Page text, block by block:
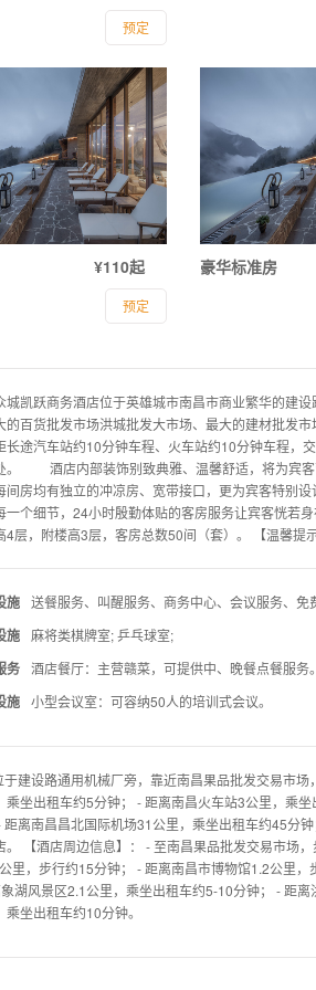
预定
¥110起
预定
豪华标准房
城凯跃商务酒店位于英雄城市南昌市商业繁华的建
的百货批发市场洪城批发大市场、最大的建材批发
长途汽车站约10分钟车程、火车站约10分钟车程，
。 酒店内部装饰别致典雅、温馨舒适，将为宾客
间房均有独立的冲凉房、宽带接口，更为宾客特别
一个细节，24小时殷勤体贴的客房服务让宾客恍
4层，附楼高3层，客房总数50间（套）。 【温馨提
施 送餐服务、叫醒服务、商务中心、会议服务、免
施 麻将类棋牌室; 乒乓球室;
务 酒店餐厅：主营赣菜，可提供中、晚餐点餐服务。
施 小型会议室：可容纳50人的培训式会议。
于建设路通用机械厂旁，靠近南昌果品批发交易市
乘坐出租车约5分钟； - 距离南昌火车站3公里，乘
距离南昌昌北国际机场31公里，乘坐出租车约45分
。 【酒店周边信息】： - 至南昌果品批发交易市场
里，步行约15分钟； - 距离南昌市博物馆1.2公里
湖风景区2.1公里，乘坐出租车约5-10分钟； - 距
乘坐出租车约10分钟。